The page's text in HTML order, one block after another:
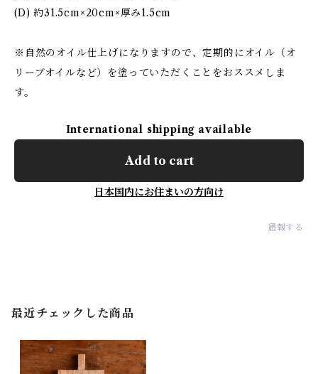
(D) 約31.5cm×20cm×厚み1.5cm
※自然のオイル仕上げになりますので、定期的にオイル（オ
リーブオイルなど）を塗っていただくことをおススメしま
す。
International shipping available
Add to cart
日本国内にお住まいの方向け
通報する
最近チェックした商品